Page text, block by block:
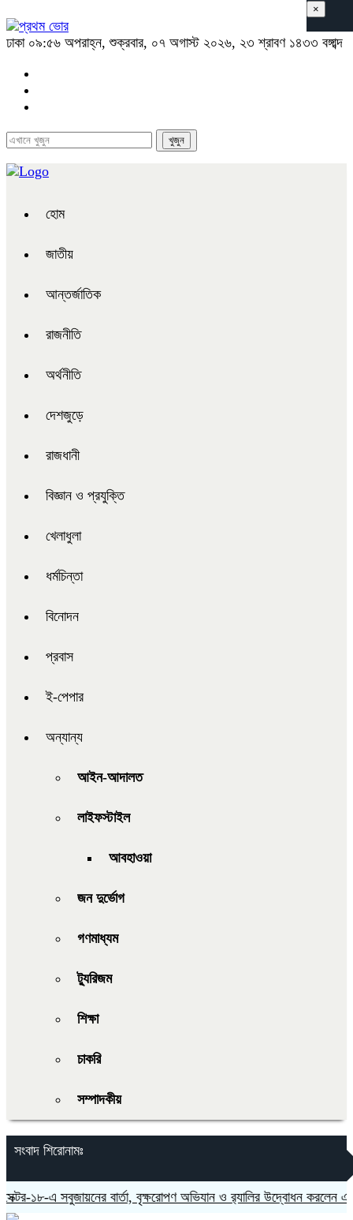
ঢাকা ০৯:৫৬ অপরাহ্ন, শুক্রবার, ০৭ অগাস্ট ২০২৬, ২৩ শ্রাবণ ১৪৩৩ বঙ্গাব্দ
হোম
জাতীয়
আন্তর্জাতিক
রাজনীতি
অর্থনীতি
দেশজুড়ে
রাজধানী
বিজ্ঞান ও প্রযুক্তি
খেলাধুলা
ধর্মচিন্তা
বিনোদন
প্রবাস
ই-পেপার
অন্যান্য
আইন-আদালত
লাইফস্টাইল
আবহাওয়া
জন দুর্ভোগ
গণমাধ্যম
ট্যুরিজম
শিক্ষা
চাকরি
সম্পাদকীয়
সংবাদ শিরোনামঃ
১৮-এ সবুজায়নের বার্তা, বৃক্ষরোপণ অভিযান ও র‍্যালির উদ্বোধন করলেন এমপি
×